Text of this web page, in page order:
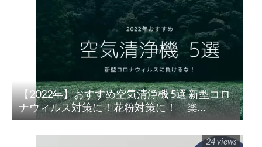
【2022年】おすすめ空気清浄機 5選 新型コロ
ナウィルス対策に！花粉対策に！ 楽
天/Amazon/Yahoo/PayPay
24 views